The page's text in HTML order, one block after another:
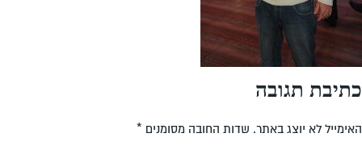
כתיבת תגובה
האימייל לא יוצג באתר. שדות החובה מסומנים *